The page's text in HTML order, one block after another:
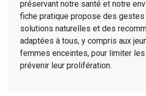
préservant notre santé et notre
fiche pratique propose des
solutions naturelles et des
adaptées à tous, y compris aux
femmes enceintes, pour limiter
prévenir leur prolifération.